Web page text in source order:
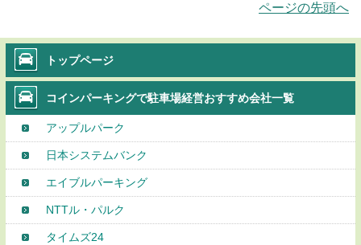
ページの先頭へ
トップページ
コインパーキングで駐車場経営おすすめ会社一覧
アップルパーク
日本システムバンク
エイブルパーキング
NTTル・パルク
タイムズ24